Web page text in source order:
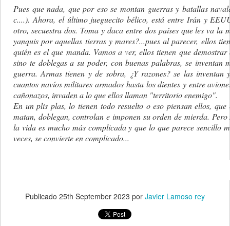
Pues que nada, que por eso se montan guerras y batallas
c....). Ahora, el último jueguecito bélico, está entre Irán y
otro, secuestra dos. Toma y daca entre dos países que les va la
yanquis por aquellas tierras y mares?...pues al parecer, ellos
quién es el que manda. Vamos a ver, ellos tienen que
sino te doblegas a su poder, con buenas palabras, se inventan
guerra. Armas tienen y de sobra, ¿Y razones? se las inventan
cuantos navíos militares armados hasta los dientes y entre
cañonazos, invaden a lo que ellos llaman "territorio enemigo".
En un plis plas, lo tienen todo resuelto o eso piensan ellos,
matan, doblegan, controlan e imponen su orden de mierda.
la vida es mucho más complicada y que lo que parece sencillo
veces, se convierte en complicado...
Publicado 25th September 2023 por Javier Lamoso rey